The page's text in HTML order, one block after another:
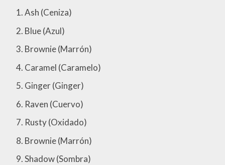
Ash (Ceniza)
Blue (Azul)
Brownie (Marrón)
Caramel (Caramelo)
Ginger (Ginger)
Raven (Cuervo)
Rusty (Oxidado)
Brownie (Marrón)
Shadow (Sombra)